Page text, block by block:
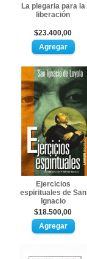
La plegaria para la
liberación
$23.400,00
Ejercicios
espirituales de San
Ignacio
$18.500,00